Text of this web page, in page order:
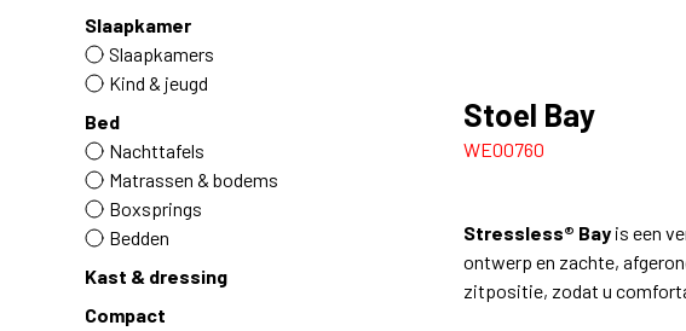
Slaapkamer
Slaapkamers
Kind & jeugd
Bed
Nachttafels
Matrassen & bodems
Boxsprings
Bedden
Kast & dressing
Compact
Stoel Bay
WE00760
Stressless® Bay is een
ontwerp en zachte,
zitpositie, zodat u